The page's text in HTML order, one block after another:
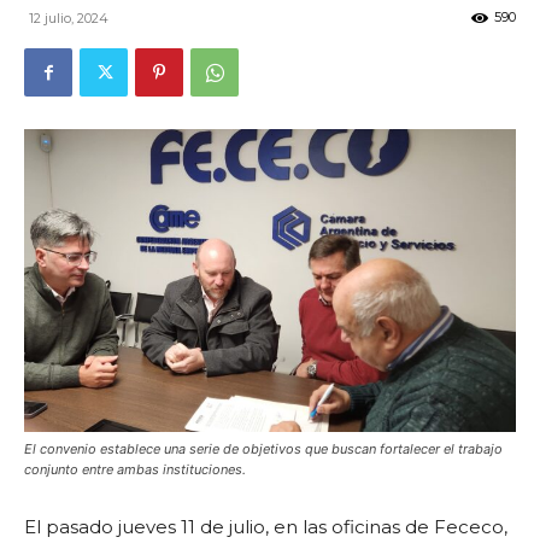
12 julio, 2024 590
El convenio establece una serie de objetivos que buscan fortalecer el trabajo
conjunto entre ambas instituciones.
El pasado jueves 11 de julio, en las oficinas de Fececo,